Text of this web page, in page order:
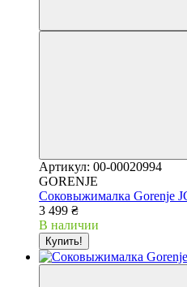
Артикул: 00-00020994
GORENJE
Соковыжималка Gorenje
3 499 ₴
В наличии
Купить!